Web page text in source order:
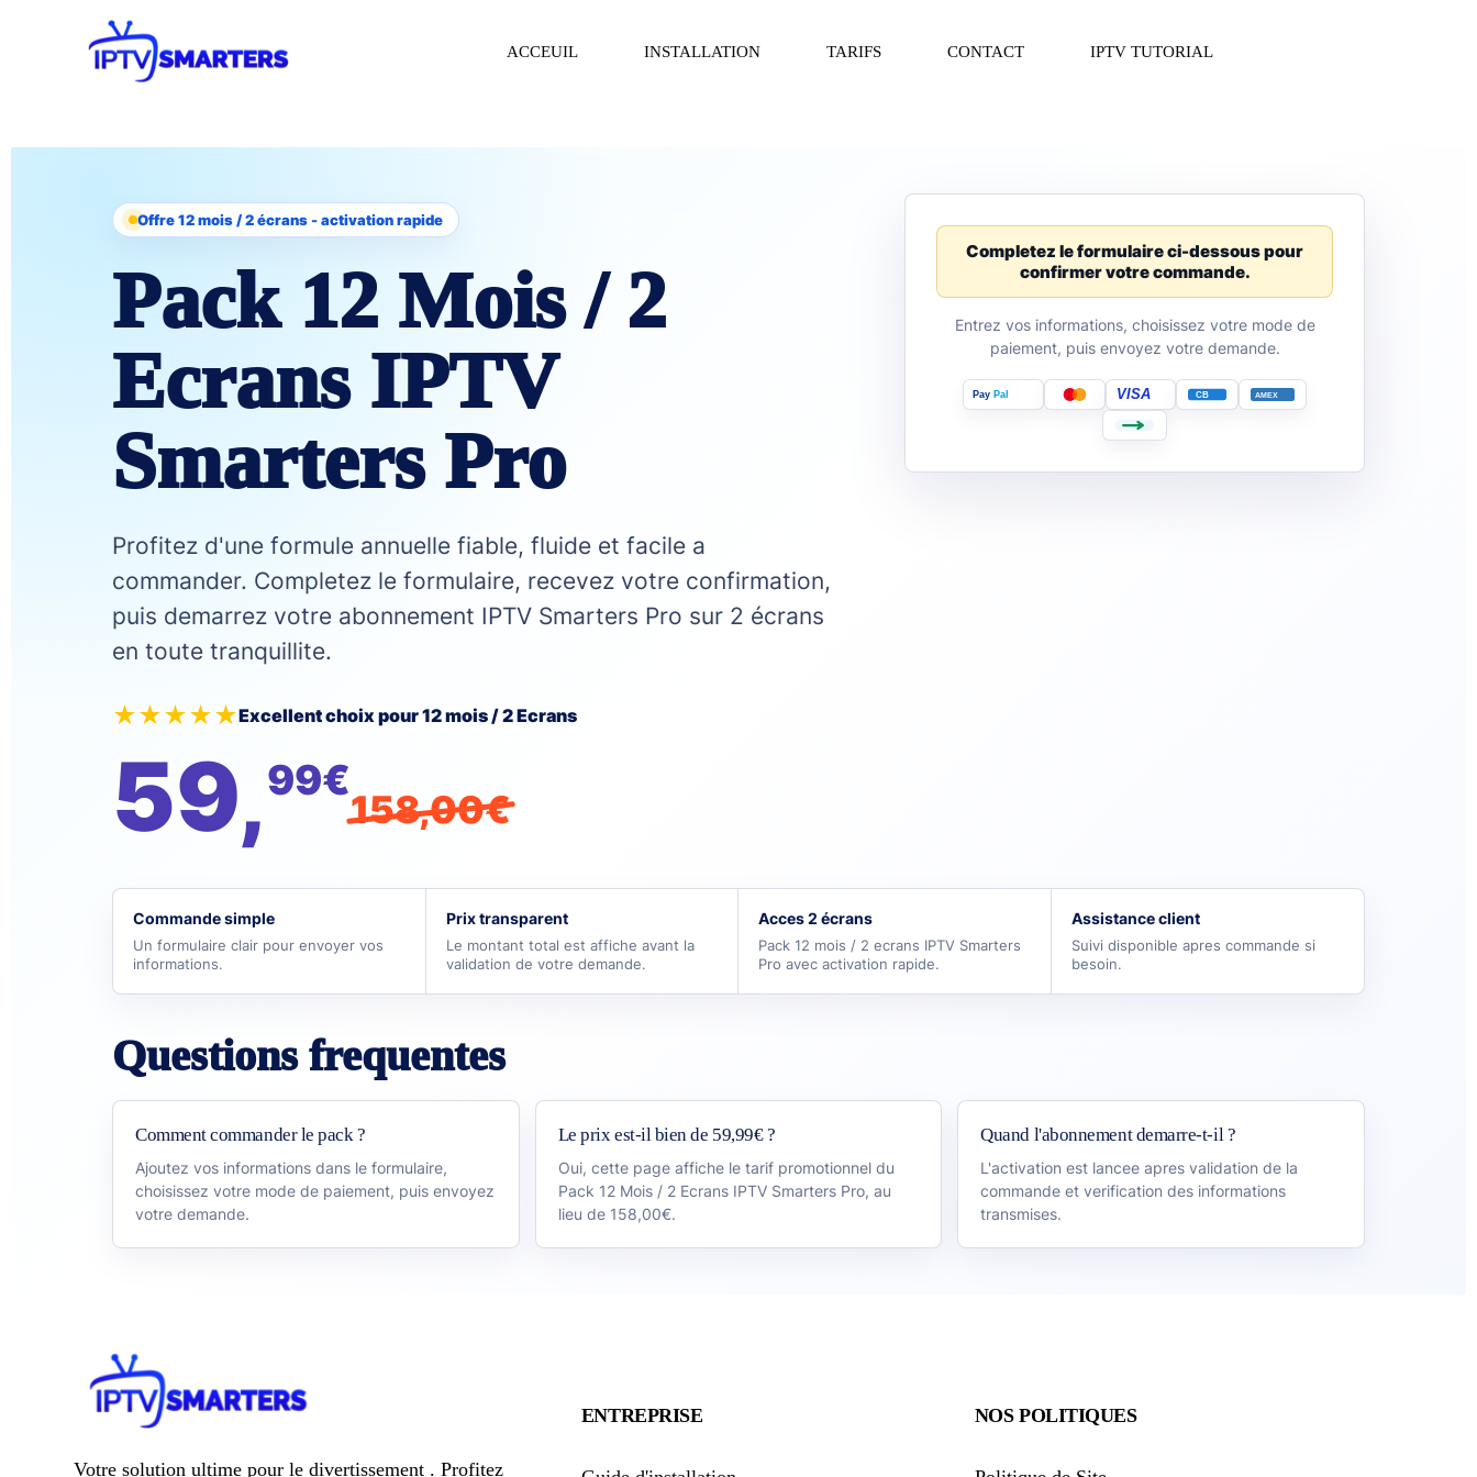
ACCEUIL INSTALLATION TARIFS CONTACT IPTV TUTORIAL
Offre 12 mois / 2 écrans - activation rapide
Pack 12 Mois / 2
Ecrans IPTV
Smarters Pro
Profitez d'une formule annuelle fiable, fluide et facile a
commander. Completez le formulaire, recevez votre confirmation,
puis demarrez votre abonnement IPTV Smarters Pro sur 2 écrans
en toute tranquillite.
★★★★★Excellent choix pour 12 mois / 2 Ecrans
59,99€
158,00€
Completez le formulaire ci-dessous pour
confirmer votre commande.
Entrez vos informations, choisissez votre mode de
paiement, puis envoyez votre demande.
Pay Pal VISA CB AMEX
Commande simple
Un formulaire clair pour envoyer vos
informations.
Prix transparent
Le montant total est affiche avant la
validation de votre demande.
Acces 2 écrans
Pack 12 mois / 2 ecrans IPTV Smarters
Pro avec activation rapide.
Assistance client
Suivi disponible apres commande si
besoin.
Questions frequentes
Comment commander le pack ?
Ajoutez vos informations dans le formulaire,
choisissez votre mode de paiement, puis envoyez
votre demande.
Le prix est-il bien de 59,99€ ?
Oui, cette page affiche le tarif promotionnel du
Pack 12 Mois / 2 Ecrans IPTV Smarters Pro, au
lieu de 158,00€.
Quand l'abonnement demarre-t-il ?
L'activation est lancee apres validation de la
commande et verification des informations
transmises.
Votre solution ultime pour le divertissement . Profitez
ENTREPRISE NOS POLITIQUES